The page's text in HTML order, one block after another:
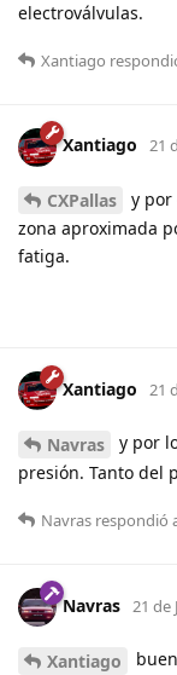
electroválvulas.
Xantiago
Xantiago 21
CXPallas
y por
zona aproximada
fatiga.
Xantiago 21
Navras
y por
presión. Tanto del
Navras respondió
Navras 21 de
Xantiago